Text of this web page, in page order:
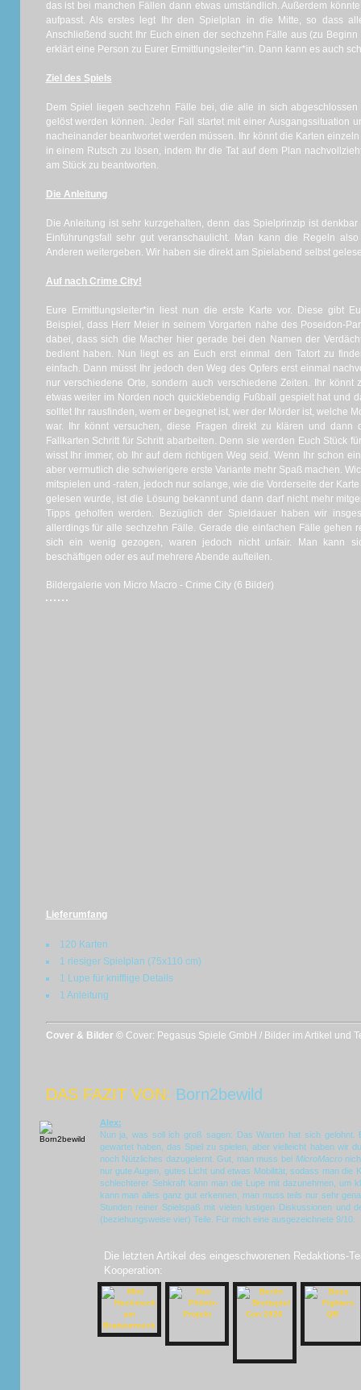
das ist bei manchen Fällen dann etwas umständlich. Außerdem
aufpasst. Als erstes legt Ihr den Spielplan in die Mitte, so dass
Anschließend sucht Ihr Euch einen der sechzehn Fälle aus (zu
erklärt eine Person zu Eurer Ermittlungsleiter*in. Dann kann es auch
Ziel des Spiels
Dem Spiel liegen sechzehn Fälle bei, die alle in sich
gelöst werden können. Jeder Fall startet mit einer Ausgangssituation
nacheinander beantwortet werden müssen. Ihr könnt die Karten
in einem Rutsch zu lösen, indem Ihr die Tat auf dem Plan
am Stück zu beantworten.
Die Anleitung
Die Anleitung ist sehr kurzgehalten, denn das Spielprinzip ist
Einführungsfall sehr gut veranschaulicht. Man kann die Regeln
Anderen weitergeben. Wir haben sie direkt am Spielabend selbst
Auf nach Crime City!
Eure Ermittlungsleiter*in liest nun die erste Karte vor. Diese gibt
Beispiel, dass Herr Meier in seinem Vorgarten nähe des Poseidon-
dabei, dass sich die Macher hier gerade bei den Namen der
bedient haben. Nun liegt es an Euch erst einmal den Tatort zu
einfach. Dann müsst Ihr jedoch den Weg des Opfers erst einmal
nur verschiedene Orte, sondern auch verschiedene Zeiten. Ihr
etwas weiter im Norden noch quicklebendig Fußball gespielt hat und
solltet Ihr rausfinden, wem er begegnet ist, wer der Mörder ist, welche
war. Ihr könnt versuchen, diese Fragen direkt zu klären und dann
Fallkarten Schritt für Schritt abarbeiten. Denn sie werden Euch Stück
wisst Ihr immer, ob Ihr auf dem richtigen Weg seid. Wenn Ihr schon
aber vermutlich die schwierigere erste Variante mehr Spaß machen.
mitspielen und -raten, jedoch nur solange, wie die Vorderseite der
gelesen wurde, ist die Lösung bekannt und dann darf nicht mehr
Tipps geholfen werden. Bezüglich der Spieldauer haben wir
allerdings für alle sechzehn Fälle. Gerade die einfachen Fälle gehen
sich ein wenig gezogen, waren jedoch nicht unfair. Man kann
beschäftigen oder es auf mehrere Abende aufteilen.
Bildergalerie von Micro Macro - Crime City (6 Bilder)
Lieferumfang
120 Karten
1 riesiger Spielplan (75x110 cm)
1 Lupe für knifflige Details
1 Anleitung
Cover & Bilder © Cover: Pegasus Spiele GmbH / Bilder im Artikel und
DAS FAZIT VON: Born2bewild
Alex:
Nun ja, was soll ich groß sagen: Das Warten hat sich gelohnt.
gewartet haben, das Spiel zu spielen, aber vielleicht haben wir
noch Nützliches dazugelernt. Gut, man muss bei MicroMacro
nur gute Augen, gutes Licht und etwas Mobilität, sodass man die
schlechterer Sehkraft kann man die Lupe mit dazunehmen, um
kann man alles ganz gut erkennen, man muss teils nur sehr
Stunden reiner Spielspaß mit vielen lustigen Diskussionen und
(beziehungsweise vier) Teile. Für mich eine ausgezeichnete 9/10.
Die letzten Artikel des eingeschworenen Redaktions-
Kooperation: